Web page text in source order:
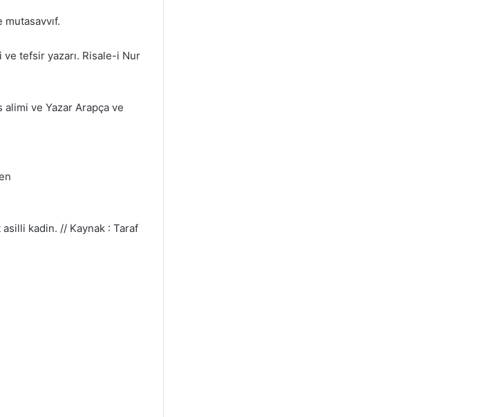
tefsir yazarı. Risale-i Nur
alimi ve Yazar Arapça ve
kadin. // Kaynak : Taraf